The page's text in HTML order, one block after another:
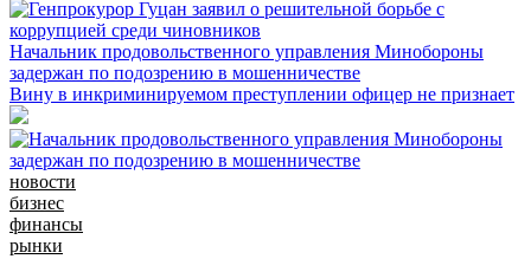
Начальник продовольственного управления Минобороны
задержан по подозрению в мошенничестве
Вину в инкриминируемом преступлении офицер не признает
новости
бизнес
финансы
рынки